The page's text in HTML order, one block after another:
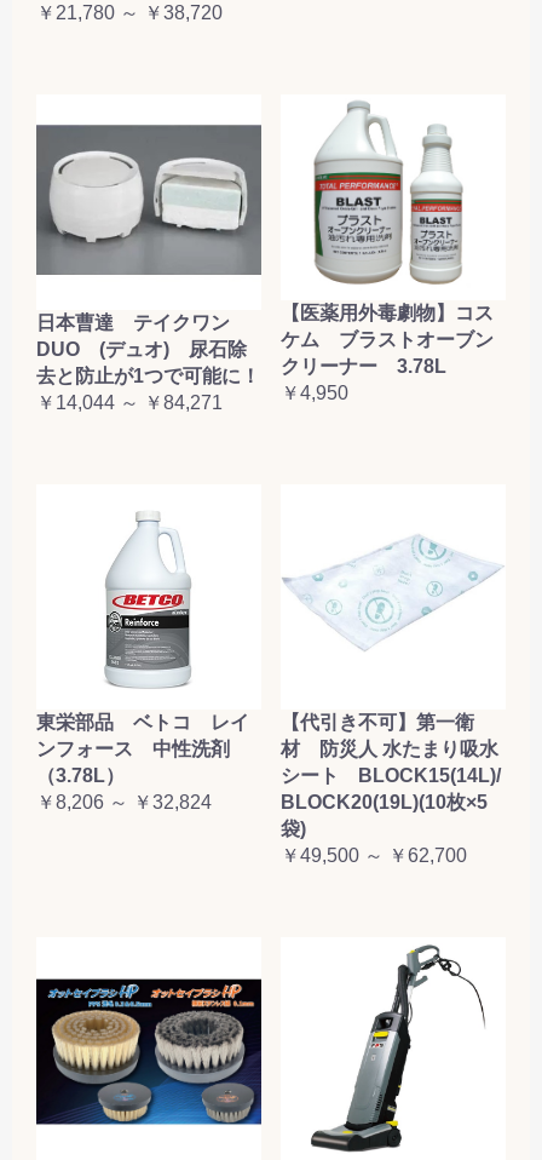
￥21,780 ～ ￥38,720
日本曹達 テイクワン
DUO (デュオ) 尿石除
去と防止が1つで可能に！
￥14,044 ～ ￥84,271
【医薬用外毒劇物】コス
ケム ブラストオーブン
クリーナー 3.78L
￥4,950
東栄部品 ベトコ レイ
ンフォース 中性洗剤
（3.78L）
￥8,206 ～ ￥32,824
【代引き不可】第一衛
材 防災人 水たまり吸水
シート BLOCK15(14L)/
BLOCK20(19L)(10枚×5
袋)
￥49,500 ～ ￥62,700